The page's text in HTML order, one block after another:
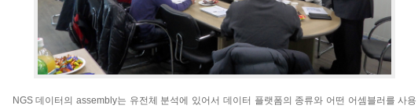
NGS 데이터의 assembly는 유전체 분석에 있어서 데이터 플랫폼의 종류와 어떤 어셈블러를 사용